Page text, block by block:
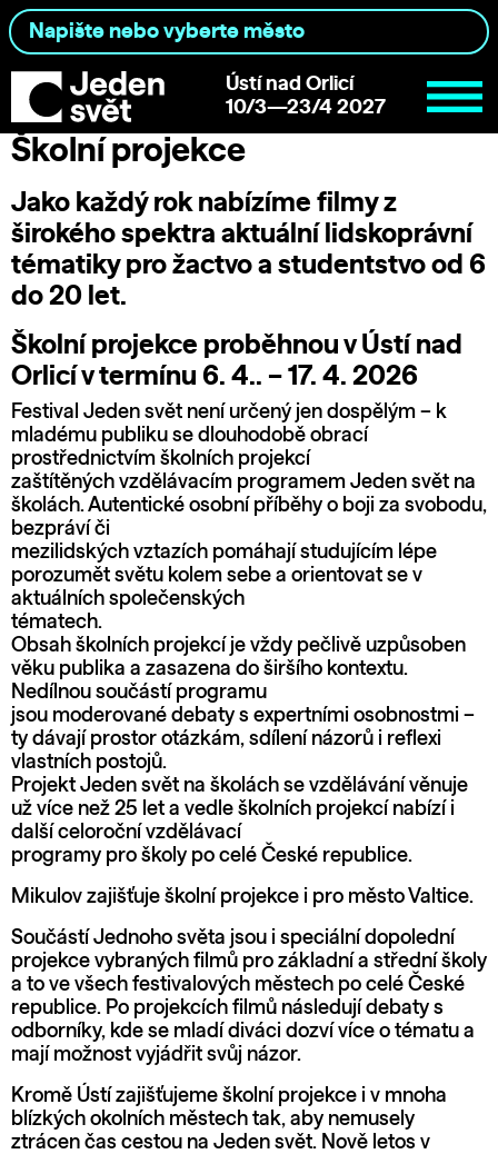
Ústí nad Orlicí
10/3—23/4 2027
Školní projekce
Jako každý rok nabízíme filmy z
širokého spektra aktuální lidskoprávní
tématiky pro žactvo a studentstvo od 6
do 20 let.
Školní projekce proběhnou v Ústí nad
Orlicí v termínu 6. 4.. – 17. 4. 2026
Festival Jeden svět není určený jen dospělým – k
mladému publiku se dlouhodobě obrací
prostřednictvím školních projekcí
zaštítěných vzdělávacím programem Jeden svět na
školách. Autentické osobní příběhy o boji za svobodu,
bezpráví či
mezilidských vztazích pomáhají studujícím lépe
porozumět světu kolem sebe a orientovat se v
aktuálních společenských
tématech.
Obsah školních projekcí je vždy pečlivě uzpůsoben
věku publika a zasazena do širšího kontextu.
Nedílnou součástí programu
jsou moderované debaty s expertními osobnostmi –
ty dávají prostor otázkám, sdílení názorů i reflexi
vlastních postojů.
Projekt Jeden svět na školách se vzdělávání věnuje
už více než 25 let a vedle školních projekcí nabízí i
další celoroční vzdělávací
programy pro školy po celé České republice.
Mikulov zajišťuje školní projekce i pro město Valtice.
Součástí Jednoho světa jsou i speciální dopolední
projekce vybraných filmů pro základní a střední školy
a to ve všech festivalových městech po celé České
republice. Po projekcích filmů následují debaty s
odborníky, kde se mladí diváci dozví více o tématu a
mají možnost vyjádřit svůj názor.
Kromě Ústí zajišťujeme školní projekce i v mnoha
blízkých okolních městech tak, aby nemusely
ztrácen čas cestou na Jeden svět. Nově letos v